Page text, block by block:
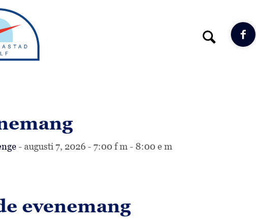
- augusti 7, 2026 - 7:00 f m - 8:00 e m
evenemang